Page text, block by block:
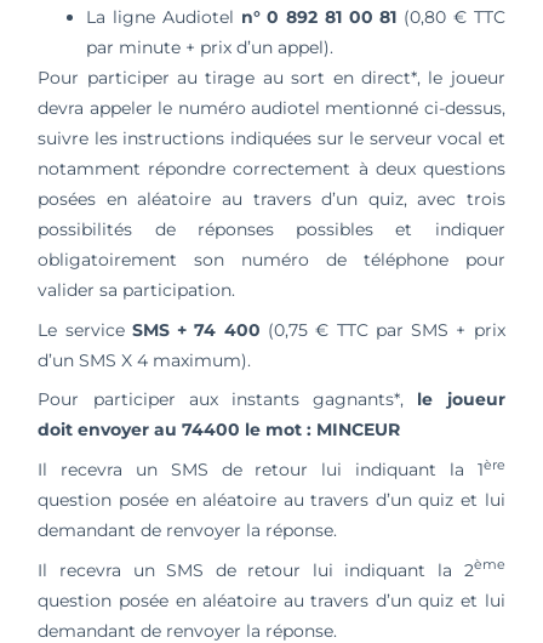
La ligne Audiotel n° 0 892 81 00 81 (0,80 € TTC
par minute + prix d’un appel).
Pour participer au tirage au sort en direct*, le joueur
devra appeler le numéro audiotel mentionné ci-dessus,
suivre les instructions indiquées sur le serveur vocal et
notamment répondre correctement à deux questions
posées en aléatoire au travers d’un quiz, avec trois
possibilités de réponses possibles et indiquer
obligatoirement son numéro de téléphone pour
valider sa participation.
Le service SMS + 74 400 (0,75 € TTC par SMS + prix
d’un SMS X 4 maximum).
Pour participer aux instants gagnants*, le joueur
doit envoyer au 74400 le mot : MINCEUR
Il recevra un SMS de retour lui indiquant la 1ère
question posée en aléatoire au travers d’un quiz et lui
demandant de renvoyer la réponse.
Il recevra un SMS de retour lui indiquant la 2ème
question posée en aléatoire au travers d’un quiz et lui
demandant de renvoyer la réponse.